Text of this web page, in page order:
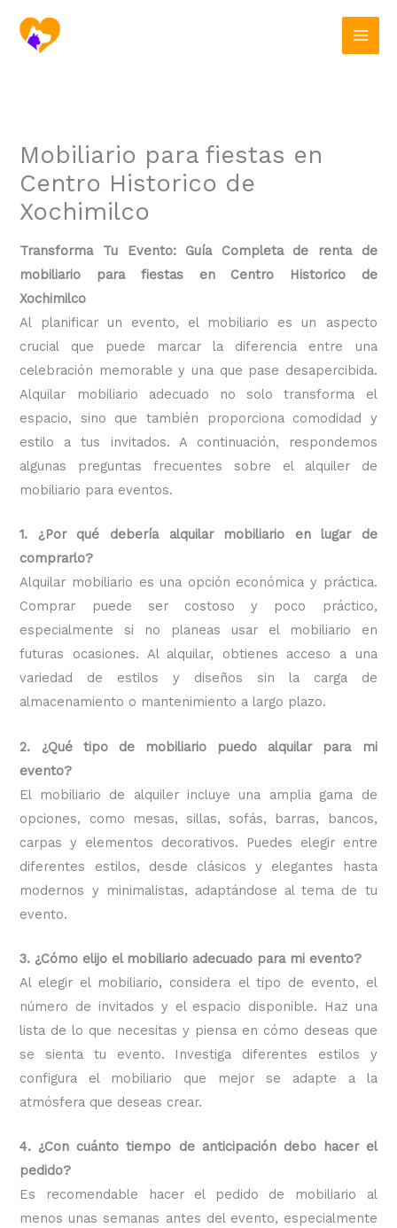
contenido
Mobiliario para fiestas en
Centro Historico de
Xochimilco
Transforma Tu Evento: Guía Completa de renta de
mobiliario para fiestas en Centro Historico de
Xochimilco
Al planificar un evento, el mobiliario es un aspecto
crucial que puede marcar la diferencia entre una
celebración memorable y una que pase desapercibida.
Alquilar mobiliario adecuado no solo transforma el
espacio, sino que también proporciona comodidad y
estilo a tus invitados. A continuación, respondemos
algunas preguntas frecuentes sobre el alquiler de
mobiliario para eventos.
1. ¿Por qué debería alquilar mobiliario en lugar de
comprarlo?
Alquilar mobiliario es una opción económica y práctica.
Comprar puede ser costoso y poco práctico,
especialmente si no planeas usar el mobiliario en
futuras ocasiones. Al alquilar, obtienes acceso a una
variedad de estilos y diseños sin la carga de
almacenamiento o mantenimiento a largo plazo.
2. ¿Qué tipo de mobiliario puedo alquilar para mi
evento?
El mobiliario de alquiler incluye una amplia gama de
opciones, como mesas, sillas, sofás, barras, bancos,
carpas y elementos decorativos. Puedes elegir entre
diferentes estilos, desde clásicos y elegantes hasta
modernos y minimalistas, adaptándose al tema de tu
evento.
3. ¿Cómo elijo el mobiliario adecuado para mi evento?
Al elegir el mobiliario, considera el tipo de evento, el
número de invitados y el espacio disponible. Haz una
lista de lo que necesitas y piensa en cómo deseas que
se sienta tu evento. Investiga diferentes estilos y
configura el mobiliario que mejor se adapte a la
atmósfera que deseas crear.
4. ¿Con cuánto tiempo de anticipación debo hacer el
pedido?
Es recomendable hacer el pedido de mobiliario al
menos unas semanas antes del evento, especialmente